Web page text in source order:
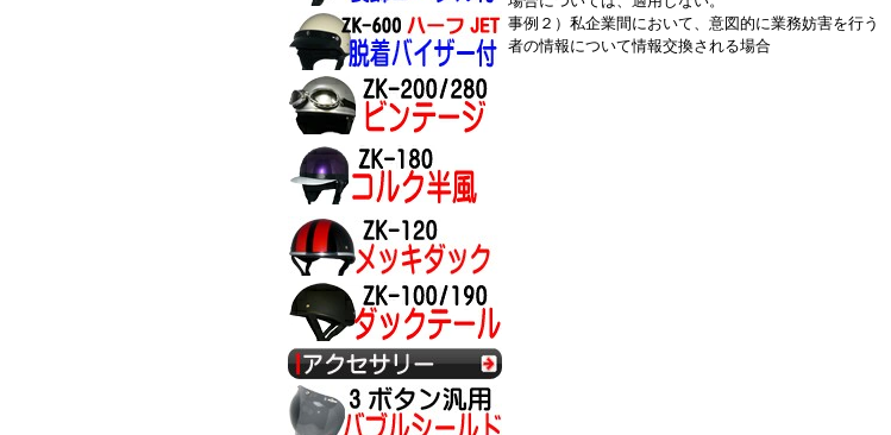
事例２）私企業間において、意図的に業務妨害を行う
者の情報について情報交換される場合